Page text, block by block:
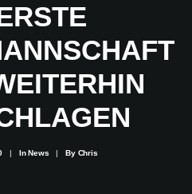
| InNews | By Chris